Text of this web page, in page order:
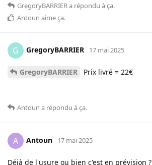
GregoryBARRIERa répondu à ça.
Antoun aime ça.
G GregoryBARRIER 17 mai 2025
GregoryBARRIER Prix livré = 22€
Antoun a répondu à ça.
A Antoun 17 mai 2025
Déjà de l'usure ou bien c'est en prévision ?